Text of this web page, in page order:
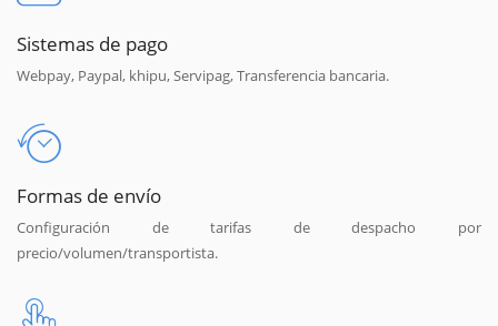
Sistemas de pago
Webpay, Paypal, khipu, Servipag, Transferencia bancaria.
Formas de envío
Configuración de tarifas de despacho por
precio/volumen/transportista.